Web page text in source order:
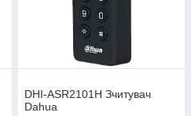
DHI-ASR2101H Зчитувач
Dahua